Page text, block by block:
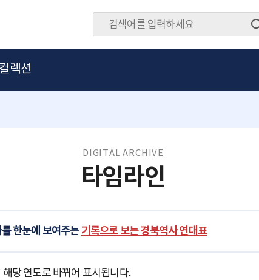
컬렉션
DIGITAL ARCHIVE
타임라인
한눈에 보여주는기록으로 보는 경북역사 연대표
당 연도로 바뀌어 표시됩니다.